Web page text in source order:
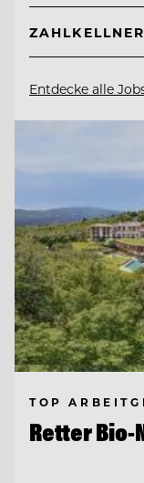
Entdecke alle
TOP
Retter